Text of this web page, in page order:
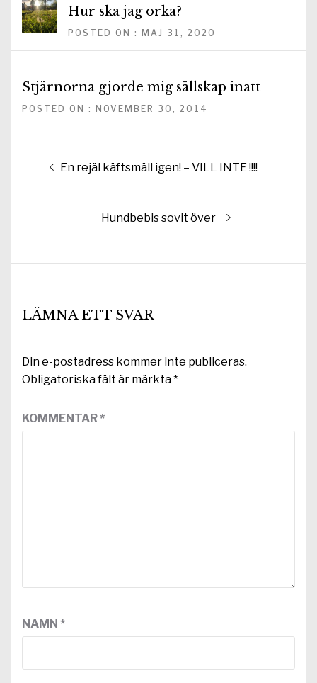
Hur ska jag orka?
POSTED ON : MAJ 31, 2020
Stjärnorna gjorde mig sällskap inatt
POSTED ON : NOVEMBER 30, 2014
Inläggsnavigering
Föregående
En rejäl käftsmäll igen! – VILL INTE !!!!
Nästa
Hundbebis sovit över
LÄMNA ETT SVAR
Din e-postadress kommer inte publiceras.
Obligatoriska fält är märkta*
KOMMENTAR*
NAMN *